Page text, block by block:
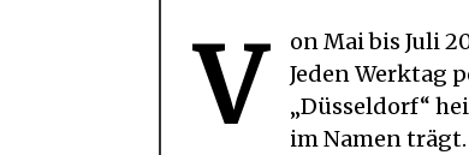
V
on Mai bis Juli
Jeden Werktag
„Düsseldorf“
im Namen